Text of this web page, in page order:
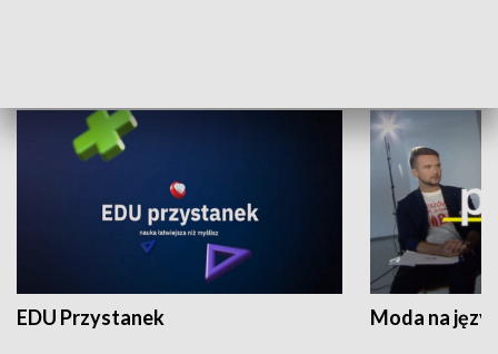
EDU Przystanek Moda na